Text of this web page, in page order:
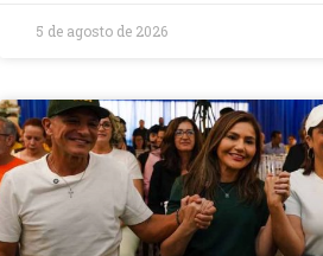
5 de agosto de 2026